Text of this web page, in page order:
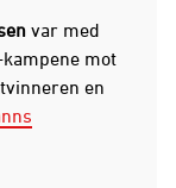
var med
mot
en